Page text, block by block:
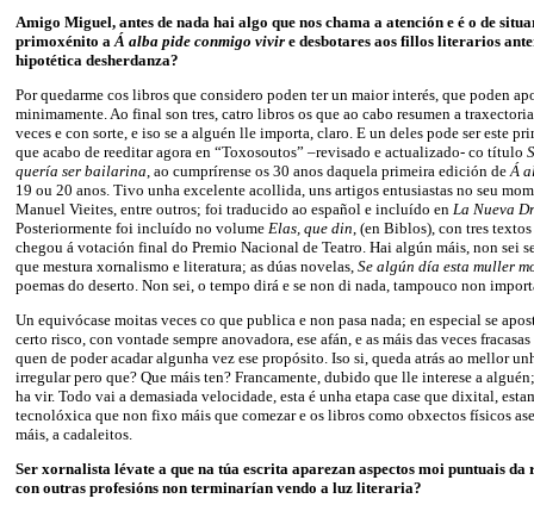
Amigo Miguel, antes de nada hai algo que nos chama a atención e é o de
primoxénito a Á alba pide conmigo vivir e desbotares aos fillos literarios
hipotética desherdanza?
Por quedarme cos libros que considero poden ter un maior interés, que poden
minimamente. Ao final son tres, catro libros os que ao cabo resumen a
veces e con sorte, e iso se a alguén lle importa, claro. E un deles pode ser este
que acabo de reeditar agora en “Toxosoutos” –revisado e actualizado- co título
quería ser bailarina , ao cumprírense os 30 anos daquela primeira edición de Á
19 ou 20 anos. Tivo unha excelente acollida, uns artigos entusiastas no seu
Manuel Vieites, entre outros; foi traducido ao español e incluído en La Nueva
Posteriormente foi incluído no volume Elas, que din , (en Biblos), con tres
chegou á votación final do Premio Nacional de Teatro. Hai algún máis, non sei
que mestura xornalismo e literatura; as dúas novelas, Se algún día esta muller
poemas do deserto. Non sei, o tempo dirá e se non di nada, tampouco non
Un equivócase moitas veces co que publica e non pasa nada; en especial se
certo risco, con vontade sempre anovadora, ese afán, e as máis das veces
quen de poder acadar algunha vez ese propósito. Iso si, queda atrás ao mellor
irregular pero que? Que máis ten? Francamente, dubido que lle interese a
ha vir. Todo vai a demasiada velocidade, esta é unha etapa case que dixital,
tecnolóxica que non fixo máis que comezar e os libros como obxectos físicos
máis, a cadaleitos.
Ser xornalista lévate a que na túa escrita aparezan aspectos moi puntuais da
con outras profesións non terminarían vendo a luz literaria?